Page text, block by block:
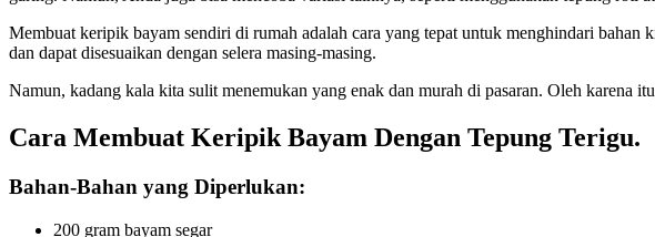
Membuat keripik bayam sendiri di rumah adalah cara yang tepat untuk menghindari
dan dapat disesuaikan dengan selera masing-masing.
Namun, kadang kala kita sulit menemukan yang enak dan murah di pasaran. Oleh karena
Cara Membuat Keripik Bayam Dengan Tepung Terigu.
Bahan-Bahan yang Diperlukan:
200 gram bayam segar